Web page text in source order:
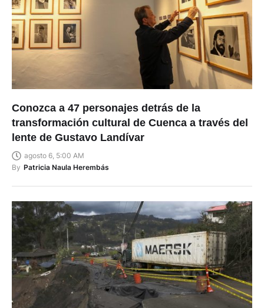
Conozca a 47 personajes detrás de la
transformación cultural de Cuenca a través del
lente de Gustavo Landívar
agosto 6, 5:00 AM
By Patricia Naula Herembás